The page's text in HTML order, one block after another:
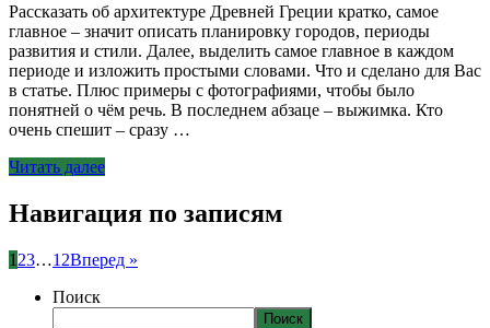
Рассказать об архитектуре Древней Греции кратко, самое
главное – значит описать планировку городов, периоды
развития и стили. Далее, выделить самое главное в каждом
периоде и изложить простыми словами. Что и сделано для Вас
в статье. Плюс примеры с фотографиями, чтобы было
понятней о чём речь. В последнем абзаце – выжимка. Кто
очень спешит – сразу …
Читать далее
Навигация по записям
1 23…12Вперед »
Поиск
Поиск